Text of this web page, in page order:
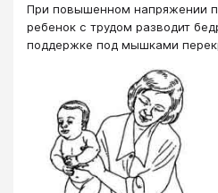
При повышенном напряжении
ребенок с трудом разводит
поддержке под мышками